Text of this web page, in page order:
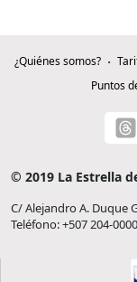
¿Quiénes somos?
Puntos
© 2019 La Estrella
C/ Alejandro A. Duque
Teléfono: +507 204-0000